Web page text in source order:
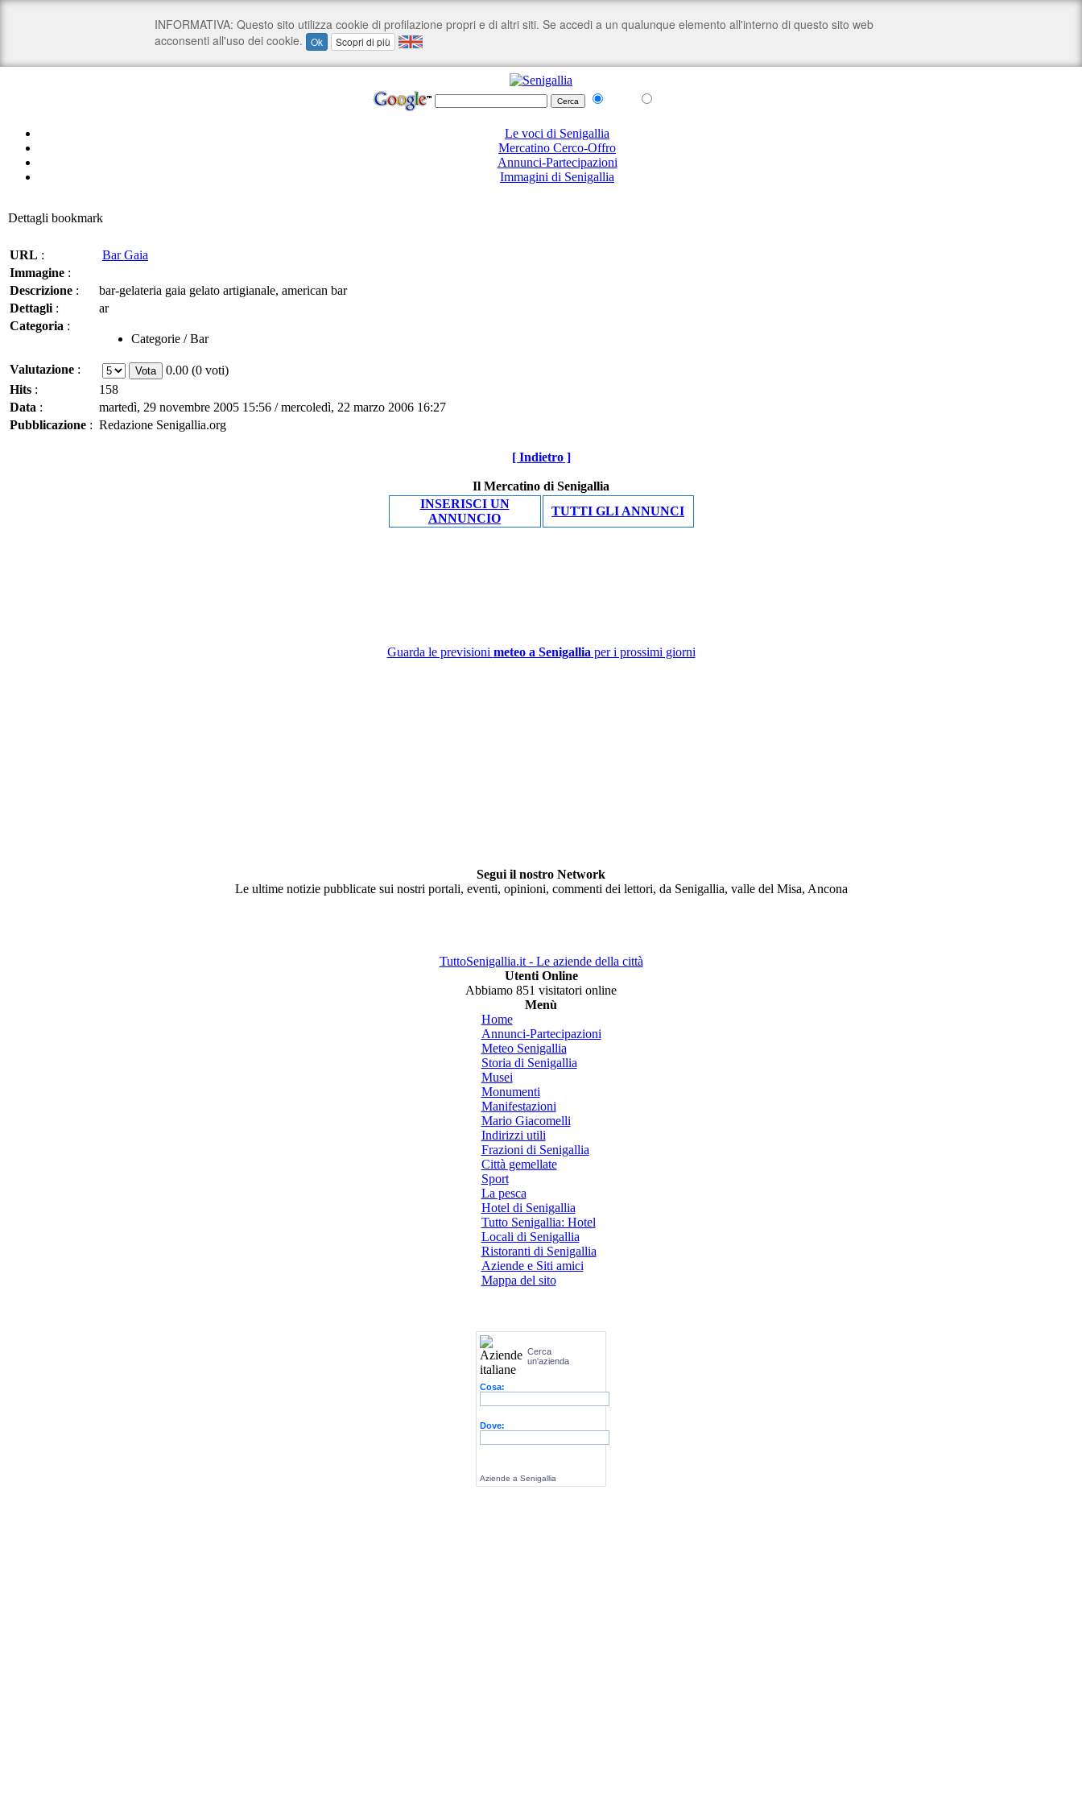
Le voci di Senigallia
Mercatino Cerco-Offro
Annunci-Partecipazioni
Immagini di Senigallia
Dettagli bookmark
URL :
Bar Gaia
Immagine :
Descrizione :
bar-gelateria gaia gelato artigianale, american bar
Dettagli :
ar
Categoria :
Categorie / Bar
Valutazione :
0.00 (0 voti)
Hits :
158
Data :
martedì, 29 novembre 2005 15:56 / mercoledì, 22 marzo 2006 16:27
Pubblicazione : Redazione Senigallia.org
[ Indietro ]
Il Mercatino di Senigallia
INSERISCI UN
ANNUNCIO
TUTTI GLI ANNUNCI
Guarda le previsioni meteo a Senigallia per i prossimi giorni
Segui il nostro Network
Le ultime notizie pubblicate sui nostri portali, eventi, opinioni, commenti dei lettori, da Senigallia, valle del Misa, Ancona
TuttoSenigallia.it - Le aziende della città
Utenti Online
Abbiamo 851 visitatori online
Menù
Home
Annunci-Partecipazioni
Meteo Senigallia
Storia di Senigallia
Musei
Monumenti
Manifestazioni
Mario Giacomelli
Indirizzi utili
Frazioni di Senigallia
Città gemellate
Sport
La pesca
Hotel di Senigallia
Tutto Senigallia: Hotel
Locali di Senigallia
Ristoranti di Senigallia
Aziende e Siti amici
Mappa del sito
Cerca
un'azienda
Cosa:
Dove:
Aziende a Senigallia